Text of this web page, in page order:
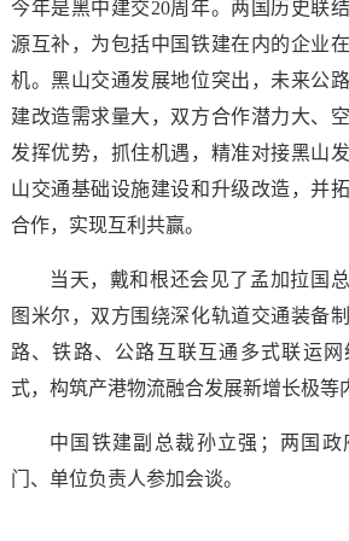
今年是黑中建交20周年。两国历史联
源互补，为包括中国铁建在内的企业
机。黑山交通发展地位突出，未来公
建改造需求量大，双方合作潜力大、
发挥优势，抓住机遇，精准对接黑山
山交通基础设施建设和升级改造，并
合作，实现互利共赢。
当天，戴和根还会见了孟加拉国
图米尔，双方围绕深化轨道交通装备
路、铁路、公路互联互通多式联运
式，构筑产港物流融合发展新增长极等
中国铁建副总裁孙立强；两国
门、单位负责人参加会谈。